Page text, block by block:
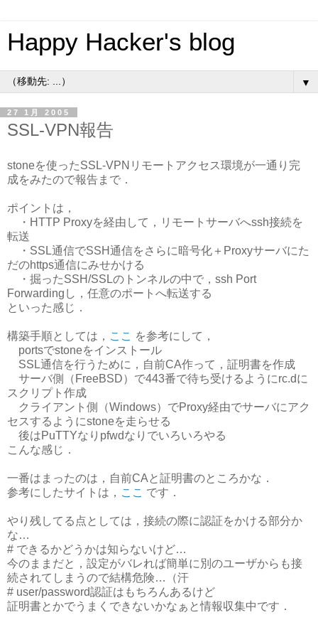
Happy Hacker's blog
▼
27 1月 2005
SSL-VPN報告
stoneを使ったSSL-VPNリモートアクセス環境が一通り完
成をみたので報告まで．
ポイントは，
・HTTP Proxyを経由して，リモートサーバへssh接続を
転送
・SSL通信でSSH通信をさらに暗号化＋Proxyサーバにた
だのhttps通信にみせかける
・掘ったSSH/SSLのトンネルの中で，ssh Port
Forwardingし，任意のポートへ転送する
といった感じ．
構築手順としては， ここ を参考にして，
portsでstoneをインストール
SSL通信を行うために，自前CA作って，証明書を作成
サーバ側（FreeBSD）で443番で待ち受けるようにrc.dに
スクリプト作成
クライアント側（Windows）でProxy経由でサーバにアク
セスするようにstoneを走らせる
後はPuTTYなりpfwdなりでいろいろやる
こんな感じ．
一番はまったのは，自前CAと証明書のところかな．
参考にしたサイトは， ここ です．
やり残してる点としては，接続の際に認証をかける部分か
な…
# できるかどうかは知らないけど…
今のままだと，設定がバレれば簡単に別のユーザからも接
続されてしまうので結構危険…（汗
# user/password認証はもちろんあるけど
証明書とかでうまくできないかなぁと情報収集中です．